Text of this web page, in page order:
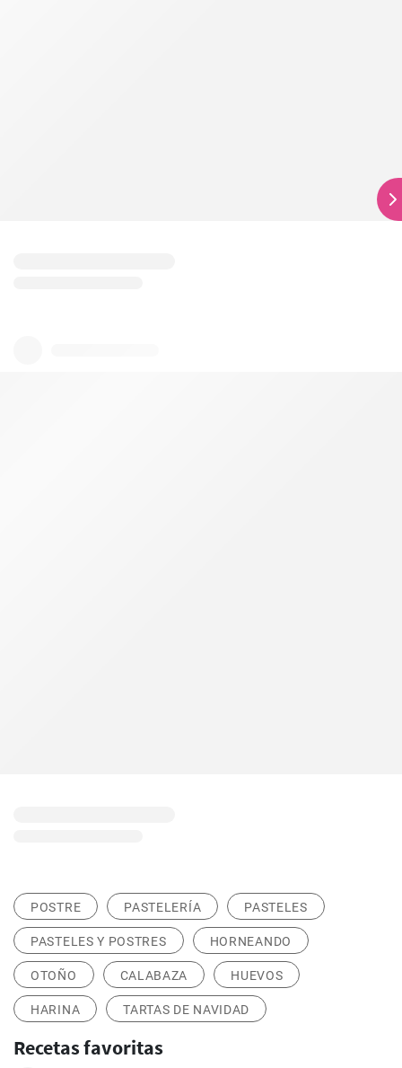
POSTRE PASTELERÍA PASTELES
PASTELES Y POSTRES HORNEANDO
OTOÑO CALABAZA HUEVOS
HARINA TARTAS DE NAVIDAD
Recetas favoritas